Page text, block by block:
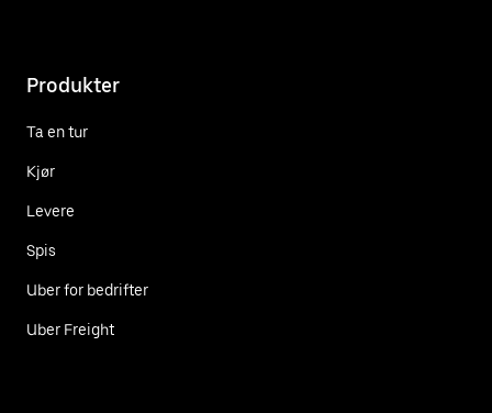
Produkter
Ta en tur
Kjør
Levere
Spis
Uber for bedrifter
Uber Freight